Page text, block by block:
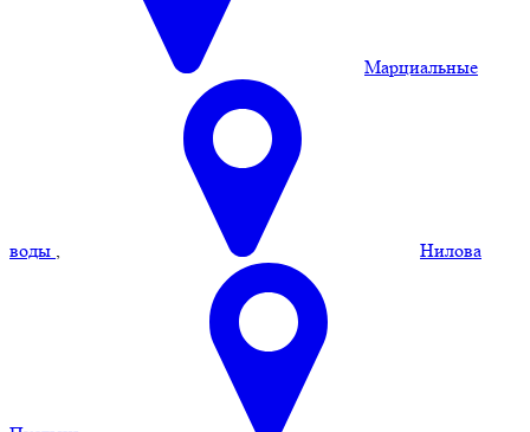
Марциальные
воды Нилова